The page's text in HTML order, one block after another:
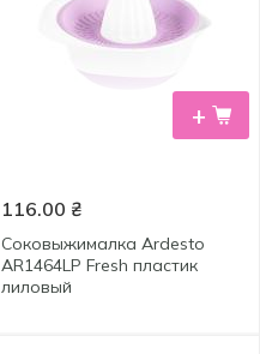
+
116.00 ₴
Соковыжималка Ardesto
AR1464LP Fresh пластик
лиловый